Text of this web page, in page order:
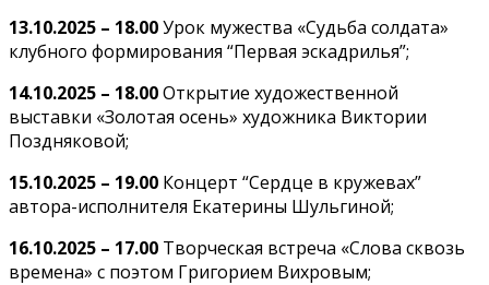
13.10.2025 – 18.00Урок мужества «Судьба солдата»
клубного формирования “Первая эскадрилья”;
14.10.2025 – 18.00Открытие художественной
выставки «Золотая осень» художника Виктории
Поздняковой;
15.10.2025 – 19.00 Концерт “Сердце в кружевах”
автора-исполнителя Екатерины Шульгиной;
16.10.2025 – 17.00 Творческая встреча «Слова сквозь
времена» с поэтом Григорием Вихровым;